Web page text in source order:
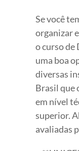
Se você
organizar
o curso de
uma boa
diversas
Brasil que
em nível
superior.
avaliadas